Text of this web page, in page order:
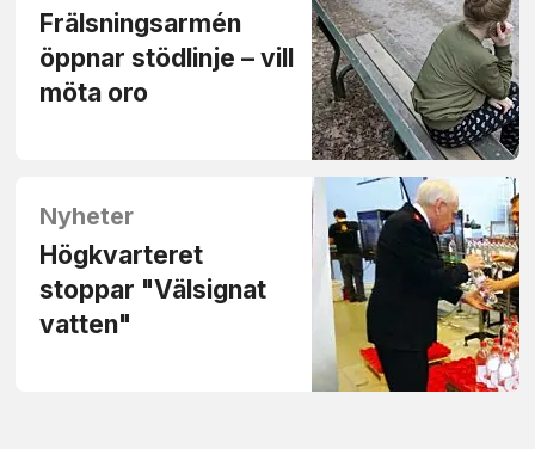
Frälsningsarmén
öppnar stödlinje – vill
möta oro
Nyheter
Högkvarteret
stoppar "Välsignat
vatten"